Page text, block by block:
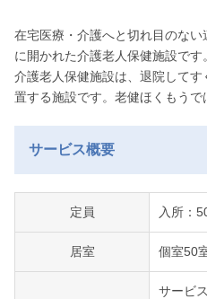
在宅医療・介護へと切れ目のな
に開かれた介護老人保健施設です。
介護老人保健施設は、退院して
置する施設です。老健ほくもうで
サービス概要
定員 入所：
居室 個室50
サービ